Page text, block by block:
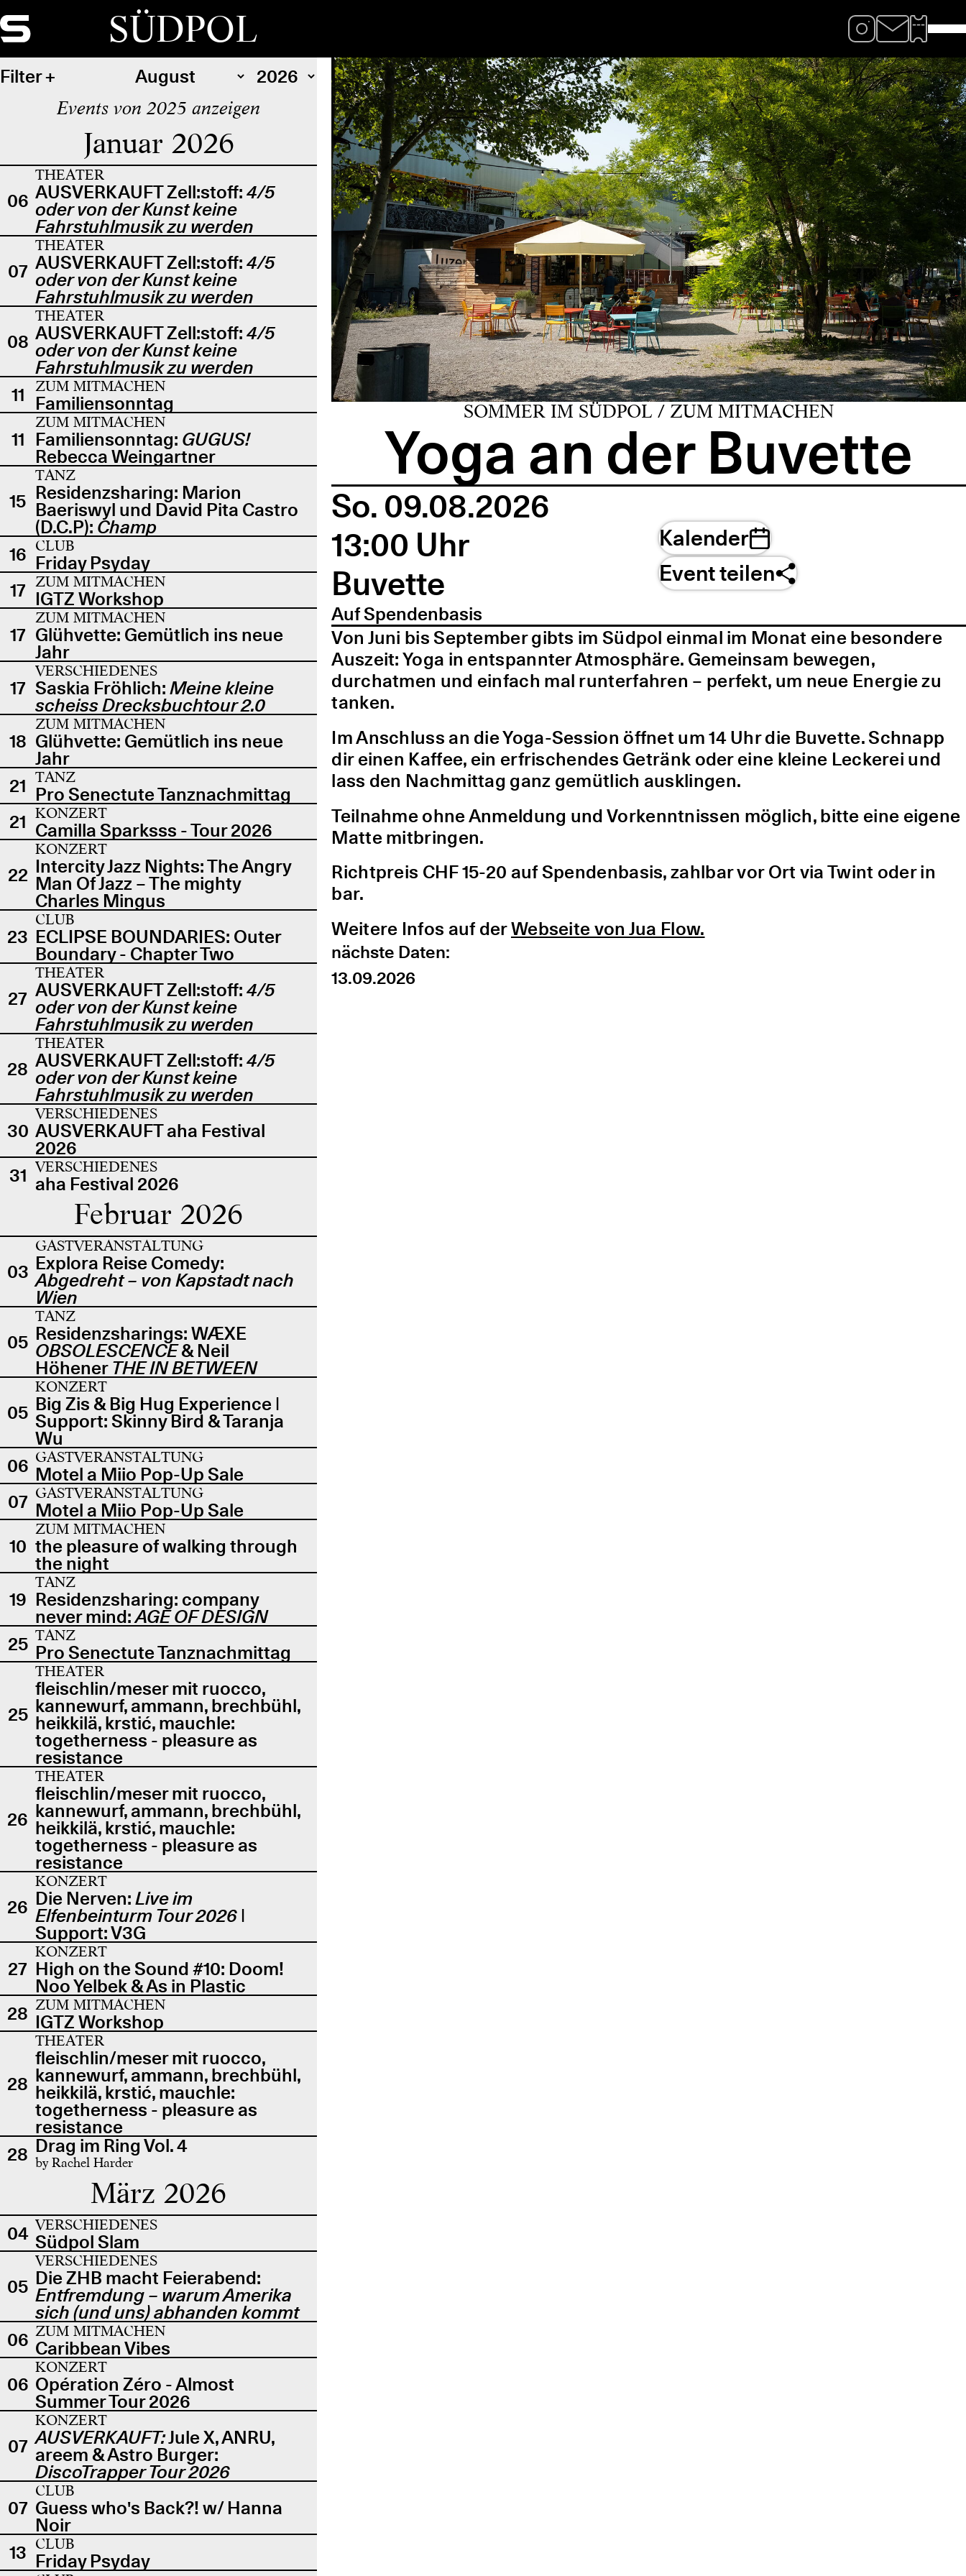
SÜDPOL
Filter
Events von 2025 anzeigen
Januar 2026
06
THEATER
AUSVERKAUFT Zell:stoff: 4/5
oder von der Kunst keine
Fahrstuhlmusik zu werden
07
THEATER
AUSVERKAUFT Zell:stoff: 4/5
oder von der Kunst keine
Fahrstuhlmusik zu werden
08
THEATER
AUSVERKAUFT Zell:stoff: 4/5
oder von der Kunst keine
Fahrstuhlmusik zu werden
11
ZUM MITMACHEN
Familiensonntag
11
ZUM MITMACHEN
Familiensonntag: GUGUS!
Rebecca Weingartner
15
TANZ
Residenzsharing: Marion
Baeriswyl und David Pita Castro
(D.C.P): Champ
16 CLUB
Friday Psyday
17 ZUM MITMACHEN
IGTZ Workshop
17
ZUM MITMACHEN
Glühvette: Gemütlich ins neue
Jahr
17
VERSCHIEDENES
Saskia Fröhlich: Meine kleine
scheiss Drecksbuchtour 2.0
18
ZUM MITMACHEN
Glühvette: Gemütlich ins neue
Jahr
21 TANZ
Pro Senectute Tanznachmittag
21 KONZERT
Camilla Sparksss - Tour 2026
22
KONZERT
Intercity Jazz Nights: The Angry
Man Of Jazz – The mighty
Charles Mingus
23
CLUB
ECLIPSE BOUNDARIES: Outer
Boundary - Chapter Two
27
THEATER
AUSVERKAUFT Zell:stoff: 4/5
oder von der Kunst keine
Fahrstuhlmusik zu werden
28
THEATER
AUSVERKAUFT Zell:stoff: 4/5
oder von der Kunst keine
Fahrstuhlmusik zu werden
30
VERSCHIEDENES
AUSVERKAUFT aha Festival
2026
31 VERSCHIEDENES
aha Festival 2026
Februar 2026
03
GASTVERANSTALTUNG
Explora Reise Comedy:
Abgedreht – von Kapstadt nach
Wien
05
TANZ
Residenzsharings: WÆXE
OBSOLESCENCE& Neil
Höhener THE IN BETWEEN
05
KONZERT
Big Zis & Big Hug Experience |
Support: Skinny Bird & Taranja
Wu
06 GASTVERANSTALTUNG
Motel a Miio Pop-Up Sale
07 GASTVERANSTALTUNG
Motel a Miio Pop-Up Sale
10
ZUM MITMACHEN
the pleasure of walking through
the night
19
TANZ
Residenzsharing: company
never mind:AGE OF DESIGN
25 TANZ
Pro Senectute Tanznachmittag
25
THEATER
fleischlin/meser mit ruocco,
kannewurf, ammann, brechbühl,
heikkilä, krstić, mauchle:
togetherness - pleasure as
resistance
26
THEATER
fleischlin/meser mit ruocco,
kannewurf, ammann, brechbühl,
heikkilä, krstić, mauchle:
togetherness - pleasure as
resistance
26
KONZERT
Die Nerven:Live im
Elfenbeinturm Tour 2026 |
Support: V3G
27
KONZERT
High on the Sound #10: Doom!
Noo Yelbek & As in Plastic
28 ZUM MITMACHEN
IGTZ Workshop
28
THEATER
fleischlin/meser mit ruocco,
kannewurf, ammann, brechbühl,
heikkilä, krstić, mauchle:
togetherness - pleasure as
resistance
28 Drag im Ring Vol. 4
by Rachel Harder
März 2026
04 VERSCHIEDENES
Südpol Slam
05
VERSCHIEDENES
Die ZHB macht Feierabend:
Entfremdung – warum Amerika
sich (und uns) abhanden kommt
06 ZUM MITMACHEN
Caribbean Vibes
06
KONZERT
Opération Zéro - Almost
Summer Tour 2026
07
KONZERT
AUSVERKAUFT:Jule X, ANRU,
areem & Astro Burger:
DiscoTrapper Tour 2026
07
CLUB
Guess who's Back?! w/ Hanna
Noir
13 CLUB
Friday Psyday
SOMMER IM SÜDPOL / ZUM MITMACHEN
Yoga an der Buvette
So. 09.08.2026
13:00 Uhr
Buvette
Auf Spendenbasis
Kalender
Event teilen
Von Juni bis September gibts im Südpol einmal im Monat eine besondere
Auszeit: Yoga in entspannter Atmosphäre. Gemeinsam bewegen,
durchatmen und einfach mal runterfahren – perfekt, um neue Energie zu
tanken.
Im Anschluss an die Yoga-Session öffnet um 14 Uhr die Buvette. Schnapp
dir einen Kaffee, ein erfrischendes Getränk oder eine kleine Leckerei und
lass den Nachmittag ganz gemütlich ausklingen.
Teilnahme ohne Anmeldung und Vorkenntnissen möglich, bitte eine eigene
Matte mitbringen.
Richtpreis CHF 15-20 auf Spendenbasis, zahlbar vor Ort via Twint oder in
bar.
Weitere Infos auf derWebseite von Jua Flow.
nächste Daten:
13.09.2026